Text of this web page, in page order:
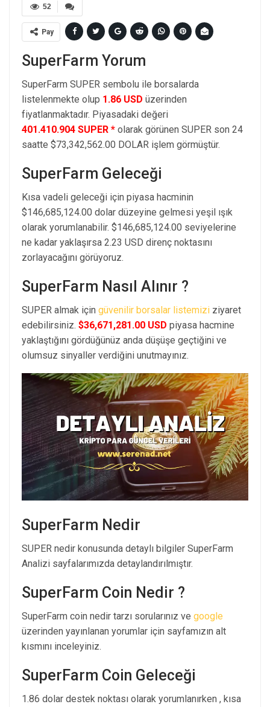
52
Pay
SuperFarm Yorum
SuperFarm SUPER sembolu ile borsalarda
listelenmekte olup 1.86 USD üzerinden
fiyatlanmaktadır. Piyasadaki değeri
401.410.904 SUPER * olarak görünen SUPER son 24
saatte $73,342,562.00 DOLAR işlem görmüştür.
SuperFarm Geleceği
Kısa vadeli geleceği için piyasa hacminin
$146,685,124.00 dolar düzeyine gelmesi yeşil ışık
olarak yorumlanabilir. $146,685,124.00 seviyelerine
ne kadar yaklaşırsa 2.23 USD direnç noktasını
zorlayacağını görüyoruz.
SuperFarm Nasıl Alınır ?
SUPER almak için güvenilir borsalar listemizi ziyaret
edebilirsiniz. $36,671,281.00 USD piyasa hacmine
yaklaştığını gördüğünüz anda düşüşe geçtiğini ve
olumsuz sinyaller verdiğini unutmayınız.
SuperFarm Nedir
SUPER nedir konusunda detaylı bilgiler SuperFarm
Analizi sayfalarımızda detaylandırılmıştır.
SuperFarm Coin Nedir ?
SuperFarm coin nedir tarzı sorularınız ve google
üzerinden yayınlanan yorumlar için sayfamızın alt
kısmını inceleyiniz.
SuperFarm Coin Geleceği
1.86 dolar destek noktası olarak yorumlanırken , kısa